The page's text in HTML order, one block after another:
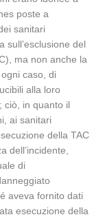
poste a
sanitari
sull’esclusione del
ma non anche la
caso, di
alla loro
ciò, in quanto il
ai sanitari
della TAC
dell’incidente,
di
aveva fornito dati
esecuzione della